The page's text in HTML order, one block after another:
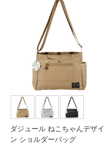
ダジュール ねこちゃんデザイ
ン ショルダーバッグ